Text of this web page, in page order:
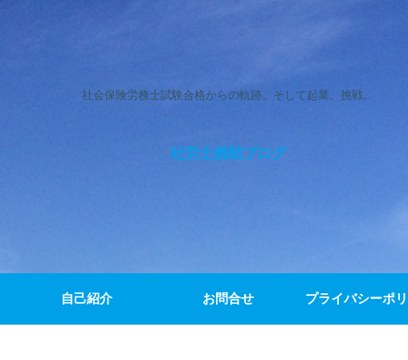
社会保険労務士試験合格からの軌跡、そして起業、挑戦。
社労士挑戦ブログ
自己紹介 お問合せ プライバシーポ